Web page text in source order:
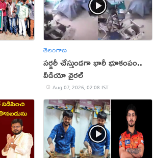
తెలంగాణ
సర్జరీ చేస్తుండగా భారీ భూకంపం..
వీడియో వైరల్
Aug 07, 2026, 02:08 IST